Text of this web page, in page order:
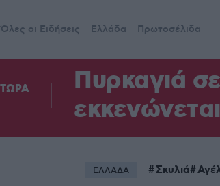
Όλες οι Ειδήσεις Ελλάδα Πρωτοσέλιδα
Πυρκαγιά
ΕΛΛΑΔΑ Σκυλιά